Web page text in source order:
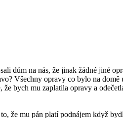
dům na nás, že jinak žádné jiné
Všechny opravy co bylo na
bych mu zaplatila opravy a
že mu pán platí podnájem když